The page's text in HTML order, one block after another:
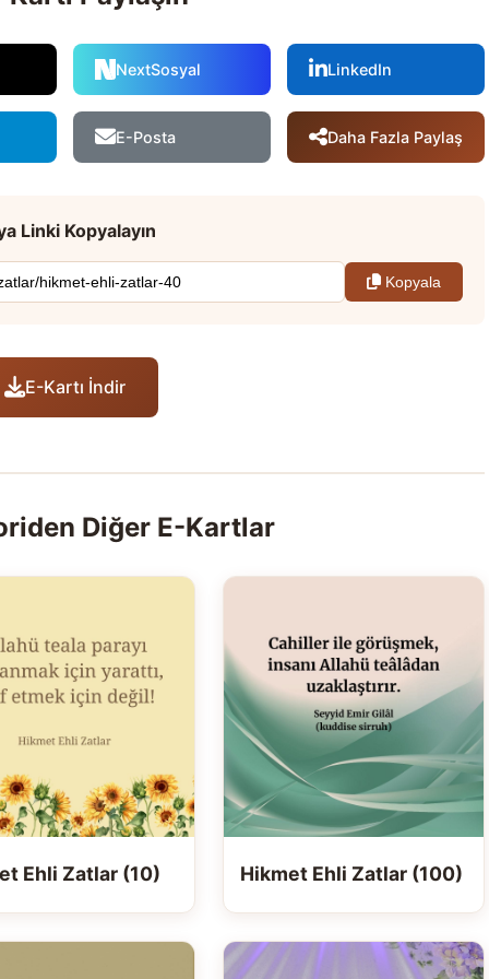
NextSosyal LinkedIn
E-Posta Daha Fazla Paylaş
Linki Kopyalayın
Kopyala
E-Kartı İndir
Diğer E-Kartlar
Ehli Zatlar (10) Hikmet Ehli Zatlar (100)